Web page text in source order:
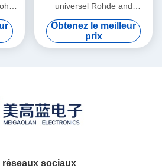
à
de
universel Rohde and
Schwarz NRP-Z11 avec
plage de fréquences de 10
MHz à 8 GHz et mesure de
Obtenez le meilleur
prix
réseaux sociaux